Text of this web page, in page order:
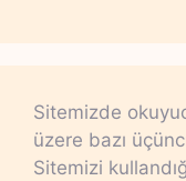
Sitemizde
üzere bazı
Sitemizi